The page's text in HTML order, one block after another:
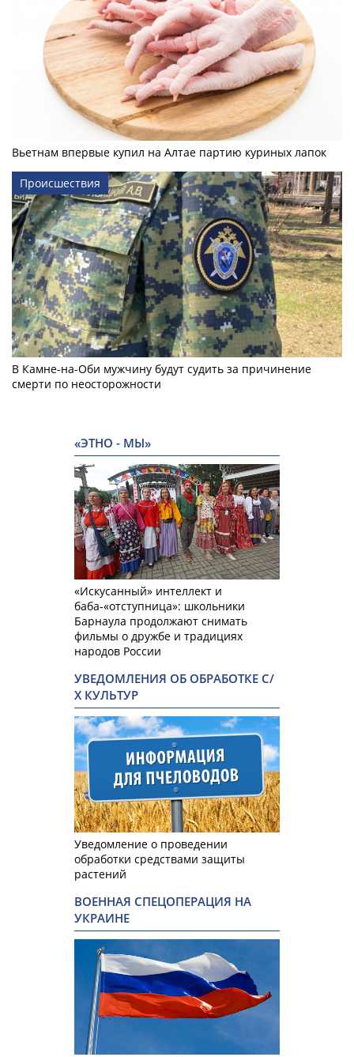
Вьетнам впервые купил на Алтае партию куриных лапок
Происшествия
В Камне-на-Оби мужчину будут судить за причинение
смерти по неосторожности
«ЭТНО - МЫ»
«Искусанный» интеллект и
баба-«отступница»: школьники
Барнаула продолжают снимать
фильмы о дружбе и традициях
народов России
УВЕДОМЛЕНИЯ ОБ ОБРАБОТКЕ С/
Х КУЛЬТУР
Уведомление о проведении
обработки средствами защиты
растений
ВОЕННАЯ СПЕЦОПЕРАЦИЯ НА
УКРАИНЕ